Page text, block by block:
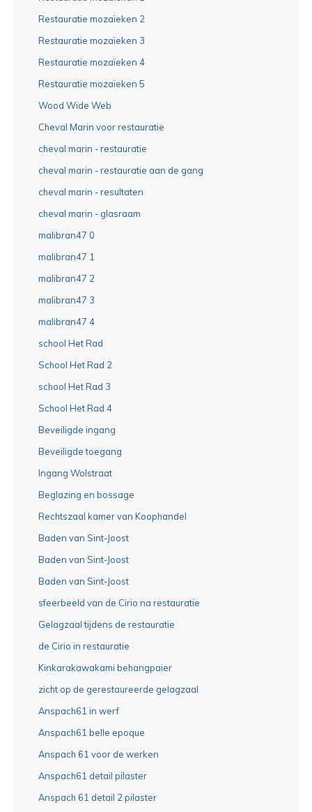
Restauratie mozaïeken 2
Restauratie mozaïeken 3
Restauratie mozaïeken 4
Restauratie mozaïeken 5
Wood Wide Web
Cheval Marin voor restauratie
cheval marin - restauratie
cheval marin - restauratie aan de gang
cheval marin - resultaten
cheval marin - glasraam
malibran47 0
malibran47 1
malibran47 2
malibran47 3
malibran47 4
school Het Rad
School Het Rad 2
school Het Rad 3
School Het Rad 4
Beveiligde ingang
Beveiligde toegang
Ingang Wolstraat
Beglazing en bossage
Rechtszaal kamer van Koophandel
Baden van Sint-Joost
Baden van Sint-Joost
Baden van Sint-Joost
sfeerbeeld van de Cirio na restauratie
Gelagzaal tijdens de restauratie
de Cirio in restauratie
Kinkarakawakami behangpaier
zicht op de gerestaureerde gelagzaal
Anspach61 in werf
Anspach61 belle epoque
Anspach 61 voor de werken
Anspach61 detail pilaster
Anspach 61 detail 2 pilaster